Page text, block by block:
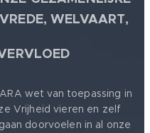
WELVAART,
wet van toepassing in
Vrijheid vieren en zelf
doorvoelen in al onze